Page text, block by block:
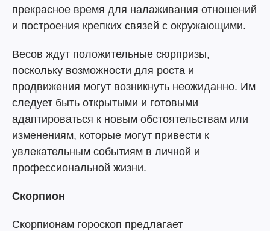
прекрасное время для налаживания отношений
и построения крепких связей с окружающими.
Весов ждут положительные сюрпризы,
поскольку возможности для роста и
продвижения могут возникнуть неожиданно. Им
следует быть открытыми и готовыми
адаптироваться к новым обстоятельствам или
изменениям, которые могут привести к
увлекательным событиям в личной и
профессиональной жизни.
Скорпион
Скорпионам гороскоп предлагает